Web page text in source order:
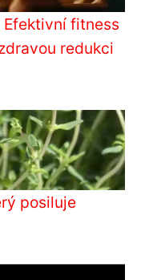
fitness
redukci
posiluje